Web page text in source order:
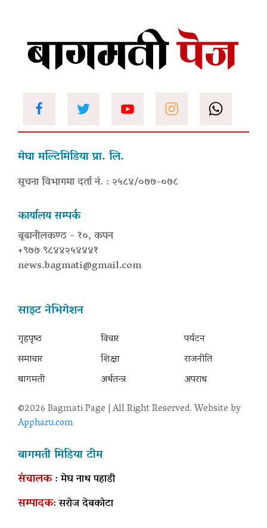
मेघा मल्टिमिडिया प्रा. लि.
सूचना विभागमा दर्ता नं. : २५८४/०७७-०७८
कार्यालय सम्पर्क
बूढानीलकण्ठ - १०, कपन
+९७७ ९८४४२५४४४१
news.bagmati@gmail.com
साइट नेभिगेशन
गृहपृष्‍ठ
समाचार
बागमती
विचार
शिक्षा
अर्थतन्त्र
पर्यटन
राजनीति
अपराध
©2026 Bagmati Page | All Right Reserved. Website by
Appharu.com
बागमती मिडिया टीम
संचालक: मेघ नाथ पहाडी
सम्पादक: सरोज देबकोटा